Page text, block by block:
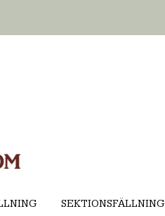
SEKTIONSFÄLLNING